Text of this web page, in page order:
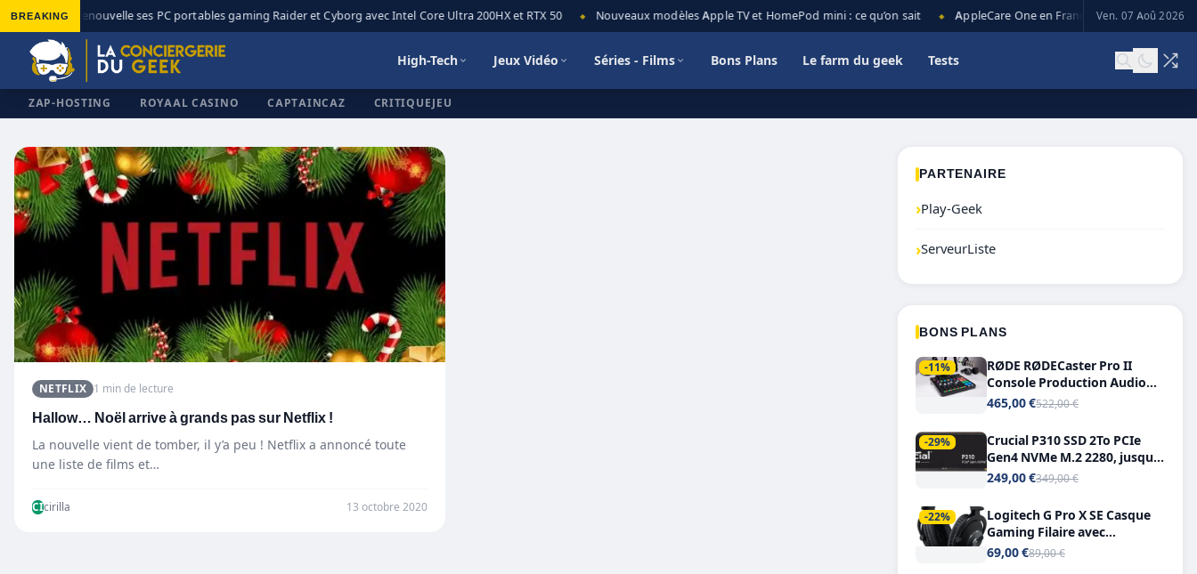
BREAKING
◆ MSI renouvelle ses PC portables gaming Raider et Cyborg avec Intel Core Ultra 200HX et RTX 50 ◆ Nouveaux modèles Apple TV et HomePod mini : ce qu’on sait ◆ AppleCare One en France : prix, couverture
Ven. 07 Aoû 2026
High-Tech Jeux Vidéo Séries - Films Bons Plans Le farm du geek Tests
ZAP-HOSTING ROYAAL CASINO CAPTAINCAZ CRITIQUEJEU
✕
NETFLIX 1 min de lecture
Hallow… Noël arrive à grands pas sur Netflix !
La nouvelle vient de tomber, il y’a peu ! Netflix a annoncé toute
une liste de films et…
CIcirilla 13 octobre 2020
PARTENAIRE
›Play-Geek
›ServeurListe
BONS PLANS
-11%
RØDE RØDECaster Pro II
Console Production Audio
Tout-en-Un, Bluetooth et
465,00 €522,00 €
-29%
Crucial P310 SSD 2To PCIe
Gen4 NVMe M.2 2280, jusqu’à
7.100 Mo/s
249,00 €349,00 €
-22%
Logitech G Pro X SE Casque
Gaming Filaire avec
Microphone Micro
69,00 €89,00 €